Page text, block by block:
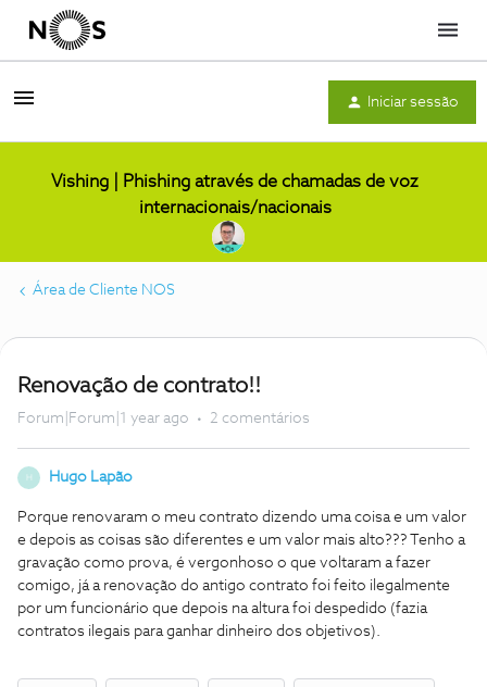
Menu
Iniciar sessão
Vishing | Phishing através de chamadas de voz
internacionais/nacionais
Área de Cliente NOS
Renovação de contrato!!
Forum|Forum|1 year ago 2 comentários
Hugo Lapão
Porque renovaram o meu contrato dizendo uma coisa e um valor
e depois as coisas são diferentes e um valor mais alto??? Tenho a
gravação como prova, é vergonhoso o que voltaram a fazer
comigo, já a renovação do antigo contrato foi feito ilegalmente
por um funcionário que depois na altura foi despedido (fazia
contratos ilegais para ganhar dinheiro dos objetivos).